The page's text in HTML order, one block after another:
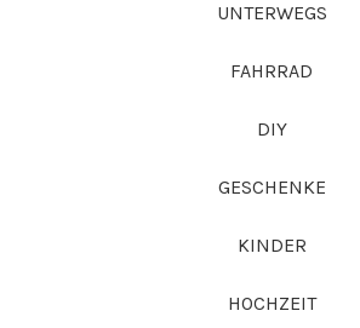
UNTERWEGS
FAHRRAD
DIY
GESCHENKE
KINDER
HOCHZEIT